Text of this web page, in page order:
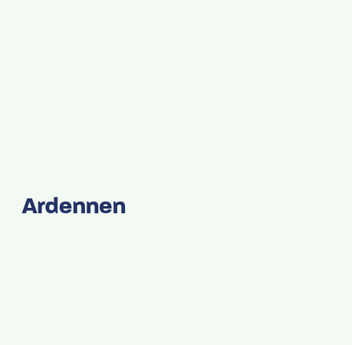
Ardennen